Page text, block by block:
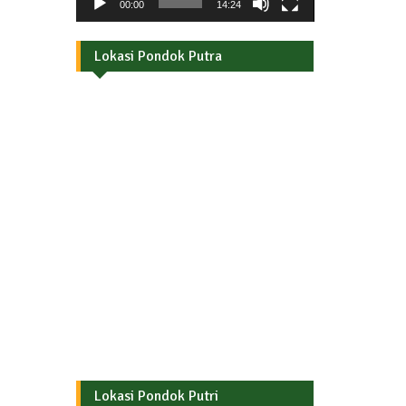
00:00 14:24
Lokasi Pondok Putra
Lokasi Pondok Putri